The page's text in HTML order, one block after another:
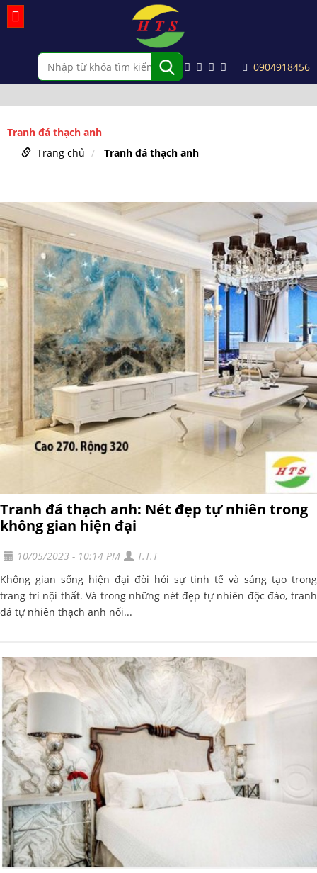
0904918456
Tranh đá thạch anh
Trang chủ
Tranh đá thạch anh
Tranh đá thạch anh: Nét đẹp tự nhiên trong
không gian hiện đại
10/05/2023 - 10:14 PM
T.T.T
Không gian sống hiện đại đòi hỏi sự tinh tế và sáng tạo trong
trang trí nội thất. Và trong những nét đẹp tự nhiên độc đáo, tranh
đá tự nhiên thạch anh nổi...